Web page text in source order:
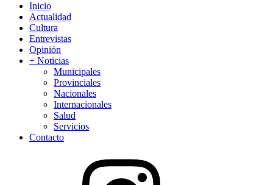
Inicio
Actualidad
Cultura
Entrevistas
Opinión
+ Noticias
Municipales
Provinciales
Nacionales
Internacionales
Salud
Servicios
Contacto